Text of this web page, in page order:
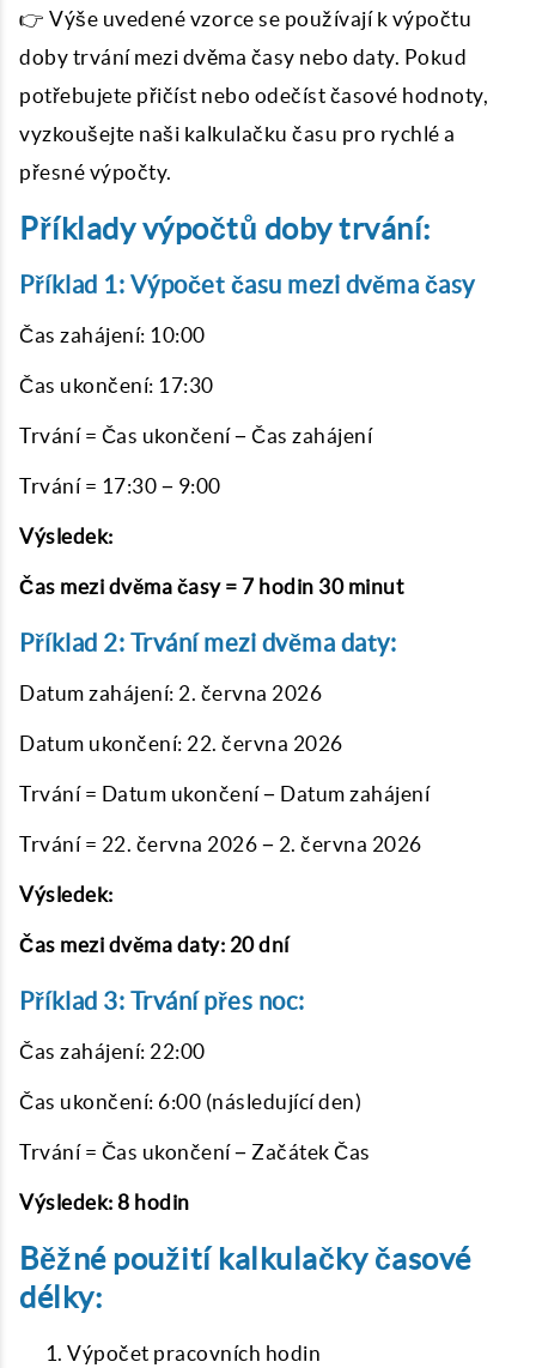
👉 Výše ​​uvedené vzorce se používají k výpočtu
doby trvání mezi dvěma časy nebo daty. Pokud
potřebujete přičíst nebo odečíst časové hodnoty,
vyzkoušejte naši kalkulačku času pro rychlé a
přesné výpočty.
Příklady výpočtů doby trvání:
Příklad 1: Výpočet času mezi dvěma časy
Čas zahájení: 10:00
Čas ukončení: 17:30
Trvání = Čas ukončení − Čas zahájení
Trvání = 17:30 − 9:00
Výsledek:
Čas mezi dvěma časy = 7 hodin 30 minut
Příklad 2: Trvání mezi dvěma daty:
Datum zahájení: 2. června 2026
Datum ukončení: 22. června 2026
Trvání = Datum ukončení − Datum zahájení
Trvání = 22. června 2026 − 2. června 2026
Výsledek:
Čas mezi dvěma daty: 20 dní
Příklad 3: Trvání přes noc:
Čas zahájení: 22:00
Čas ukončení: 6:00 (následující den)
Trvání = Čas ukončení − Začátek Čas
Výsledek: 8 hodin
Běžné použití kalkulačky časové
délky:
Výpočet pracovních hodin